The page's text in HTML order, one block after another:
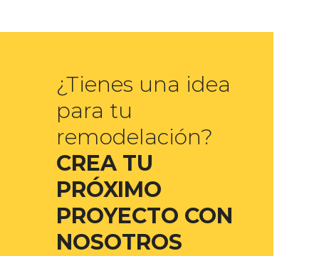
¿Tienes una idea
para tu
remodelación?
CREA TU
PRÓXIMO
PROYECTO CON
NOSOTROS